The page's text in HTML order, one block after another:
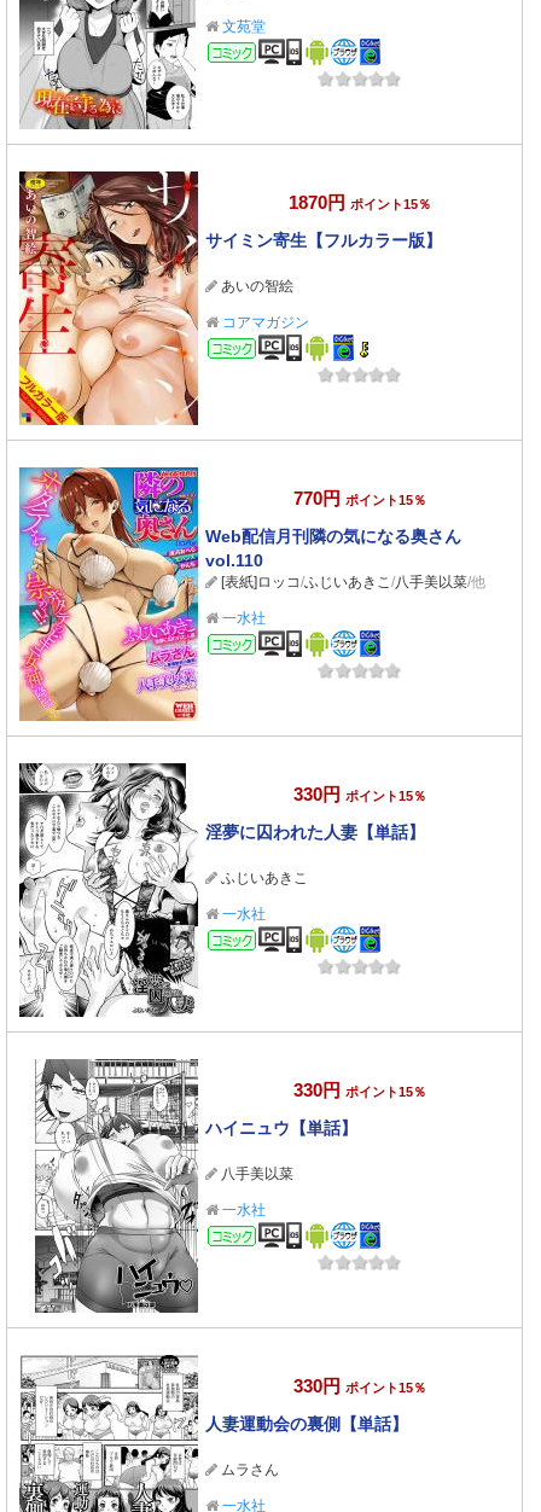
文苑堂
コミック
1870円 ポイント15％
サイミン寄生【フルカラー版】
あいの智絵
コアマガジン
コミック
770円 ポイント15％
Web配信月刊隣の気になる奥さん
vol.110
[表紙]ロッコ/ふじいあきこ/八手美以菜/他
一水社
コミック
330円 ポイント15％
淫夢に囚われた人妻【単話】
ふじいあきこ
一水社
コミック
330円 ポイント15％
ハイニュウ【単話】
八手美以菜
一水社
コミック
330円 ポイント15％
人妻運動会の裏側【単話】
ムラさん
一水社